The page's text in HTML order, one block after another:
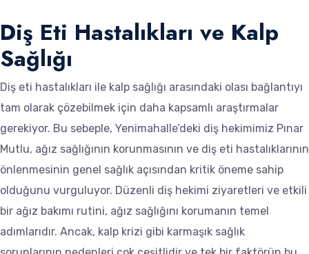
Diş Eti Hastalıkları ve Kalp
Sağlığı
Diş eti hastalıkları ile kalp sağlığı arasındaki olası bağlantıyı
tam olarak çözebilmek için daha kapsamlı araştırmalar
gerekiyor. Bu sebeple, Yenimahalle’deki diş hekimimiz Pınar
Mutlu, ağız sağlığının korunmasının ve diş eti hastalıklarının
önlenmesinin genel sağlık açısından kritik öneme sahip
olduğunu vurguluyor. Düzenli diş hekimi ziyaretleri ve etkili
bir ağız bakımı rutini, ağız sağlığını korumanın temel
adımlarıdır. Ancak, kalp krizi gibi karmaşık sağlık